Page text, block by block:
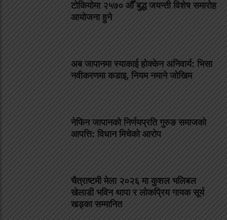
टोकियोमा २५७० औँ बुद्ध जयन्ती विशेष समारोह
आयोजना हुने
अब जापानमा स्याकाई होक्केन अनिवार्य: भिसा
नवीकरणमा कडाइ, नियम नमाने जोखिम
नेफिन जापानको निर्णयप्रति गुरुङ समाजको
आपत्ति: विधान मिचेको आरोप
चैत्राष्टमी मेला २०२६ मा कुशल भलिबल
खेलाडी भविन थापा र लोकप्रिय गायक सूर्य
खड्का सम्मानित